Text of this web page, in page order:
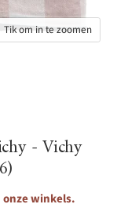
Tik om in te zoomen
- Vichy
winkels.